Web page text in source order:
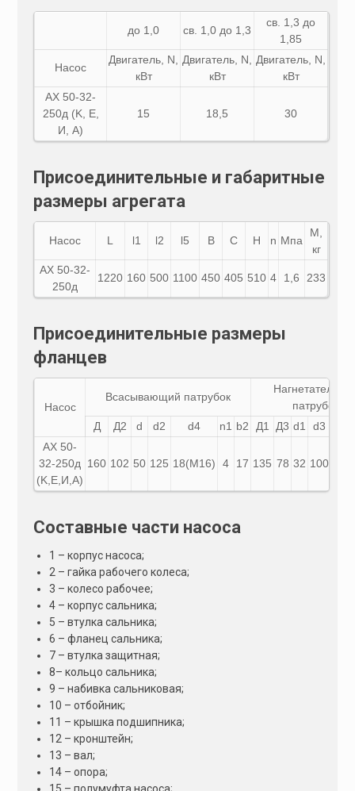
до 1,0 св. 1,0 до 1,3
св. 1,3 до
1,85
Насос
Двигатель, N
кВт
Двигатель, N
кВт
Двигатель, N
кВт
АХ 50-32-
250д (K, E,
И, A)
15 18,5 30
Присоединительные и габаритные
размеры агрегата
Насос L l1 l2 l5 B C H n Мпа
М,
кг
АХ 50-32-
250д
1220 160 500 1100 450 405 510 4 1,6 233
Присоединительные размеры
фланцев
Насос
Всасывающий патрубок
патрубок
Д
Д2 d d2 d4 n1 b2 Д1 Д3 d1 d3
АХ 50-
32-250д
(K,E,И,A)
160 102 50 125 18(М16) 4 17 135 78 32 100
Составные части насоса
1 – корпус насоса;
2 – гайка рабочего колеса;
3 – колесо рабочее;
4 – корпус сальника;
5 – втулка сальника;
6 – фланец сальника;
7 – втулка защитная;
8– кольцо сальника;
9 – набивка сальниковая;
10 – отбойник;
11 – крышка подшипника;
12 – кронштейн;
13 – вал;
14 – опора;
15 – полумуфта насоса;